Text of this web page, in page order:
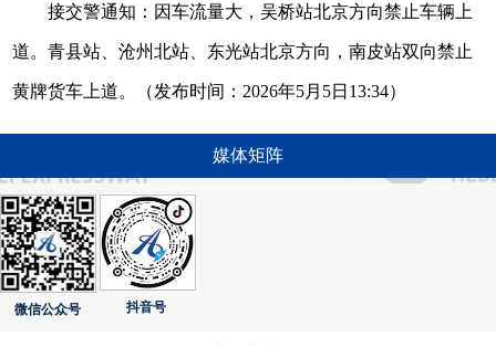
接交警通知：因车流量大，吴桥站北京方向禁止车辆上
道。青县站、沧州北站、东光站北京方向，南皮站双向禁止
黄牌货车上道。（发布时间：2026年5月5日13:34）
媒体矩阵
微信公众号 抖音号